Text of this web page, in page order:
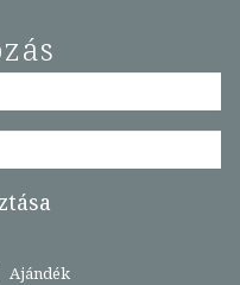
Ajándék